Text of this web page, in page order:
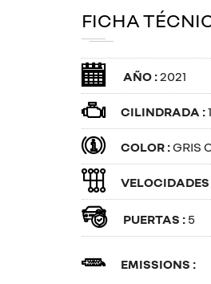
FICHA
AÑO :2021
CILINDRADA :
COLOR :GRIS
VELOCIDADES
PUERTAS : 5
EMISSIONS :